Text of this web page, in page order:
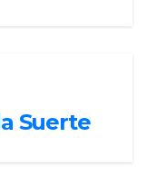
Suerte